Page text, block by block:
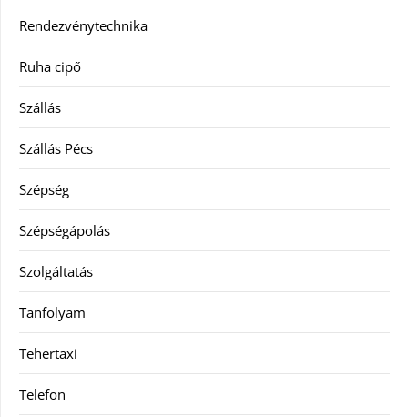
Rendezvénytechnika
Ruha cipő
Szállás
Szállás Pécs
Szépség
Szépségápolás
Szolgáltatás
Tanfolyam
Tehertaxi
Telefon